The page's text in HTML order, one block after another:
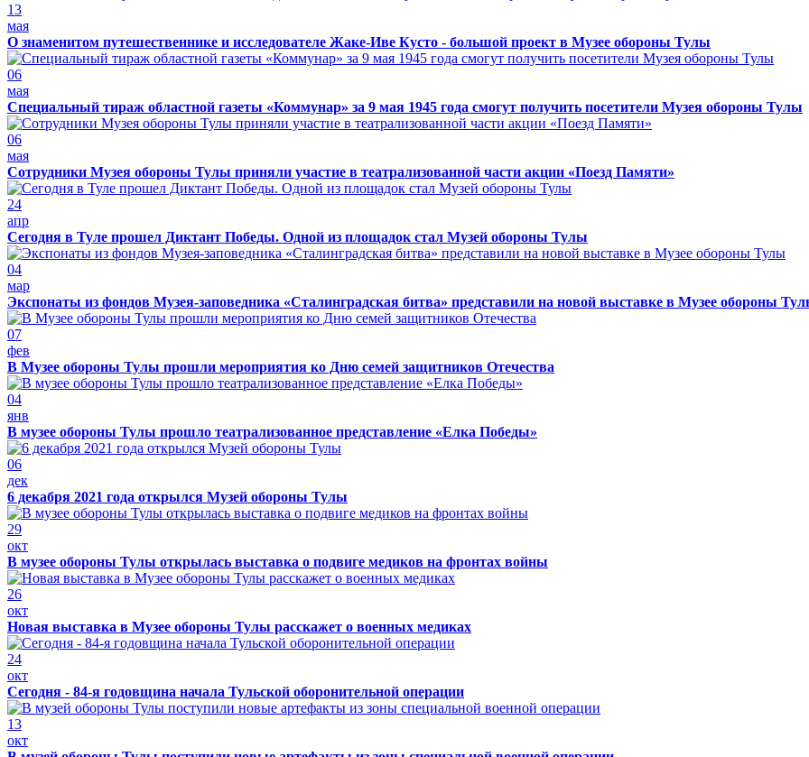
13
мая
О знаменитом путешественнике и исследователе Жаке-Иве Кусто - большой проект в Музее обороны Тулы
06
мая
Специальный тираж областной газеты «Коммунар» за 9 мая 1945 года смогут получить посетители Музея обороны Тулы
06
мая
Сотрудники Музея обороны Тулы приняли участие в театрализованной части акции «Поезд Памяти»
24
апр
Сегодня в Туле прошел Диктант Победы. Одной из площадок стал Музей обороны Тулы
04
мар
Экспонаты из фондов Музея-заповедника «Сталинградская битва» представили на новой выставке в Музее обороны
07
фев
В Музее обороны Тулы прошли мероприятия ко Дню семей защитников Отечества
04
янв
В музее обороны Тулы прошло театрализованное представление «Елка Победы»
06
дек
6 декабря 2021 года открылся Музей обороны Тулы
29
окт
В музее обороны Тулы открылась выставка о подвиге медиков на фронтах войны
26
окт
Новая выставка в Музее обороны Тулы расскажет о военных медиках
24
окт
Сегодня - 84-я годовщина начала Тульской оборонительной операции
13
окт